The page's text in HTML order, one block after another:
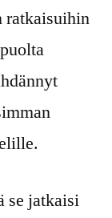
ratkaisuihin
se jatkaisi